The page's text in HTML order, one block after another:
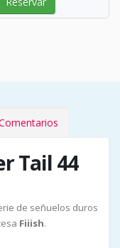
Tail 44
de señuelos duros
Fiiish.